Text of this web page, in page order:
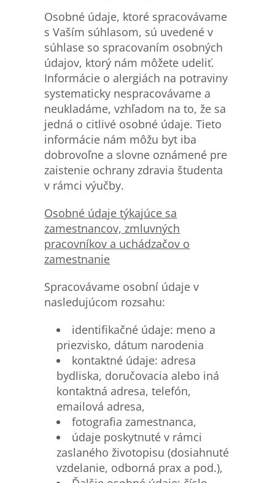
Osobné údaje, ktoré spracovávame
s Vaším súhlasom, sú uvedené v
súhlase so spracovaním osobných
údajov, ktorý nám môžete udeliť.
Informácie o alergiách na potraviny
systematicky nespracovávame a
neukladáme, vzhľadom na to, že sa
jedná o citlivé osobné údaje. Tieto
informácie nám môžu byt iba
dobrovoľne a slovne oznámené pre
zaistenie ochrany zdravia študenta
v rámci výučby.
Osobné údaje týkajúce sa
zamestnancov, zmluvných
pracovníkov a uchádzačov o
zamestnanie
Spracovávame osobní údaje v
nasledujúcom rozsahu:
identifikačné údaje: meno a
priezvisko, dátum narodenia
kontaktné údaje: adresa
bydliska, doručovacia alebo iná
kontaktná adresa, telefón,
emailová adresa,
fotografia zamestnanca,
údaje poskytnuté v rámci
zaslaného životopisu (dosiahnuté
vzdelanie, odborná prax a pod.),